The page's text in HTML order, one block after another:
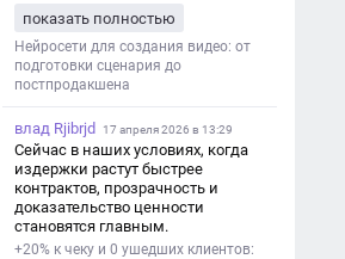
уровня работы. Структура проекта 1.
Титульный лист - Название школы.
- Тип работы: «Проектная работа». -
Тема проекта. - Кто выполнил:
должность учителя. - Город, год. 2.
Введение - Актуальность темы
(почему это важно). - Цель и
задачи проекта. - Объект и предмет
исследования. - Методы работы. 3.
Основная часть - Теоретическая
показать полностью
Нейросети для создания видео: от
подготовки сценария до
постпродакшена
влад Rjibrjd 17 апреля 2026 в 13:29
Сейчас в наших условиях, когда
издержки растут быстрее
контрактов, прозрачность и
доказательство ценности
становятся главным.
+20% к чеку и 0 ушедших клиентов: